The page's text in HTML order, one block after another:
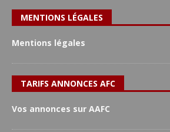
MENTIONS LÉGALES
Mentions légales
TARIFS ANNONCES AFC
Vos annonces sur AAFC